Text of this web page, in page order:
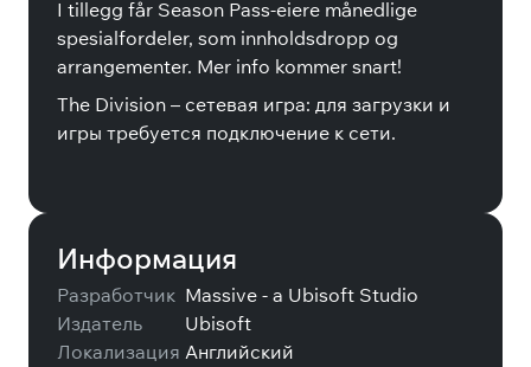
I tillegg får Season Pass-eiere månedlige
spesialfordeler, som innholdsdropp og
arrangementer. Mer info kommer snart!
The Division – сетевая игра: для загрузки и
игры требуется подключение к сети.
Информация
Разработчик Massive - a Ubisoft Studio
Издатель
Ubisoft
Локализация Английский